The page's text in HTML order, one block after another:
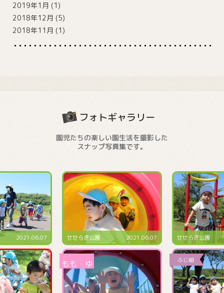
2019年1月 (1)
2018年12月 (5)
2018年11月 (1)
フォトギャラリー
園児たちの楽しい園生活を撮影した
スナップ写真集です。
2021.06.07 せせらぎ公園 2021.06.07 せせらぎ公園